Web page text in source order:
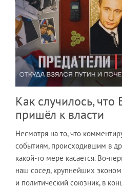
Как случилось,
пришёл к власти
Несмотря на то, что
событиям, происходившим в
какой-то мере касается. Во-
наш сосед, крупнейших
и политический союзник, в